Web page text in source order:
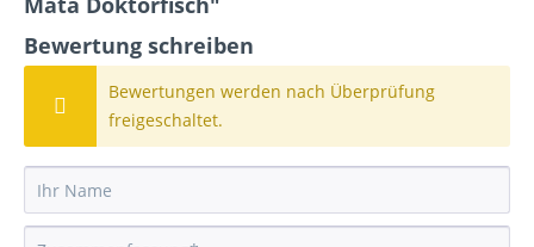
Bewertung schreiben
Bewertungen werden nach Überprüfung
freigeschaltet.